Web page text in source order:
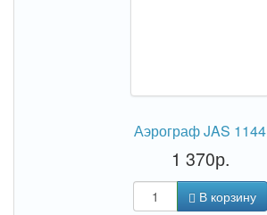
Аэрограф JAS 1144
1 370р.
В корзину